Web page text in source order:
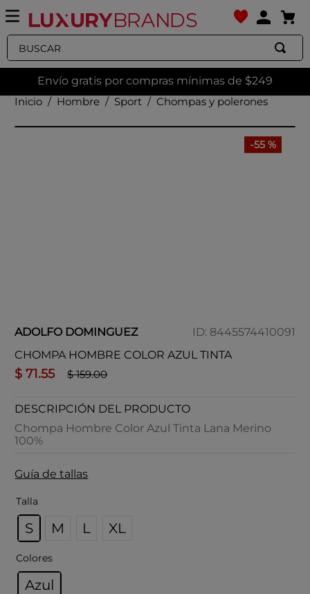
Buscar
Envío gratis por compras mínimas de $249
Hombre
Sport Chompas y polerones
-55 %
ADOLFO DOMINGUEZ ID: 8445574410091
CHOMPA HOMBRE COLOR AZUL TINTA
$ 71.55 $ 159.00
DESCRIPCIÓN DEL PRODUCTO
Chompa Hombre Color Azul Tinta Lana Merino
100%
Guía de tallas
Talla
S M L XL
Colores
Azul